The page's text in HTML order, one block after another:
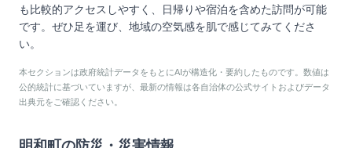
も比較的アクセスしやすく、日帰りや宿泊を含めた訪問が可能
です。ぜひ足を運び、地域の空気感を肌で感じてみてくださ
い。
本セクションは政府統計データをもとにAIが構造化・要約したものです。数値は
公的統計に基づいていますが、最新の情報は各自治体の公式サイトおよびデータ
出典元をご確認ください。